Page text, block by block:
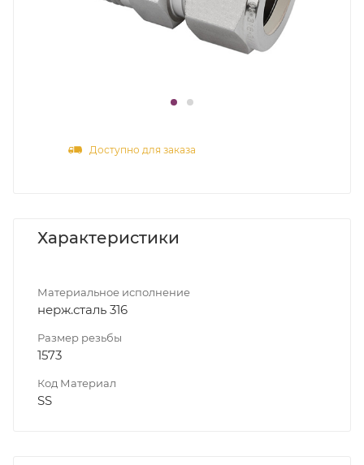
Доступно для заказа
Характеристики
Материальное исполнение
нерж.сталь 316
Размер резьбы
1573
Код Материал
SS